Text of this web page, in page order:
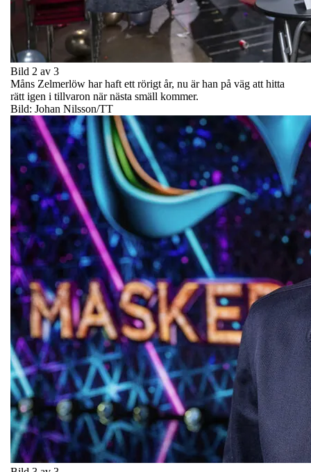
Bild 2 av 3
Måns Zelmerlöw har haft ett rörigt år, nu är han på väg att hitta
rätt igen i tillvaron när nästa smäll kommer.
Bild: Johan Nilsson/TT